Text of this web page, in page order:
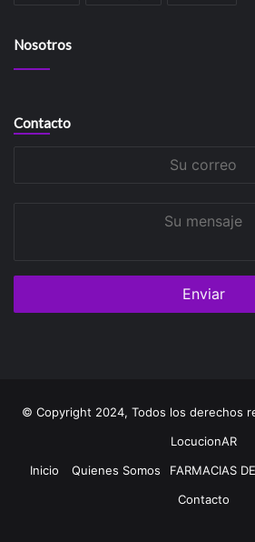
Nosotros
Contacto
© Copyright 2024, Todos los derechos
LocucionAR
Inicio
Quienes Somos FARMACIAS
Contacto